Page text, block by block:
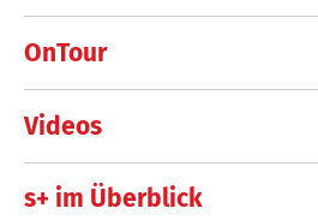
OnTour
Videos
s+ im Überblick